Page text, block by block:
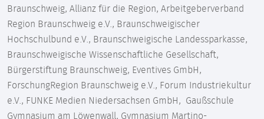
Braunschweig, Allianz für die Region, Arbeitgeberverband
Region Braunschweig e.V., Braunschweigischer
Hochschulbund e.V., Braunschweigische Landessparkasse,
Braunschweigische Wissenschaftliche Gesellschaft,
Bürgerstiftung Braunschweig, Eventives GmbH,
ForschungRegion Braunschweig e.V., Forum Industriekultur
e.V., FUNKE Medien Niedersachsen GmbH, Gaußschule
Gymnasium am Löwenwall, Gymnasium Martino-